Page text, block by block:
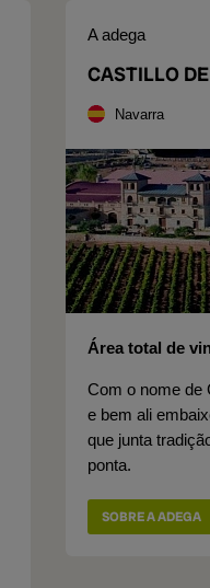
A adega
CASTILLO
Navarra
Área total de
Com o nome de
e bem ali
que junta
ponta.
SOBRE A ADEGA